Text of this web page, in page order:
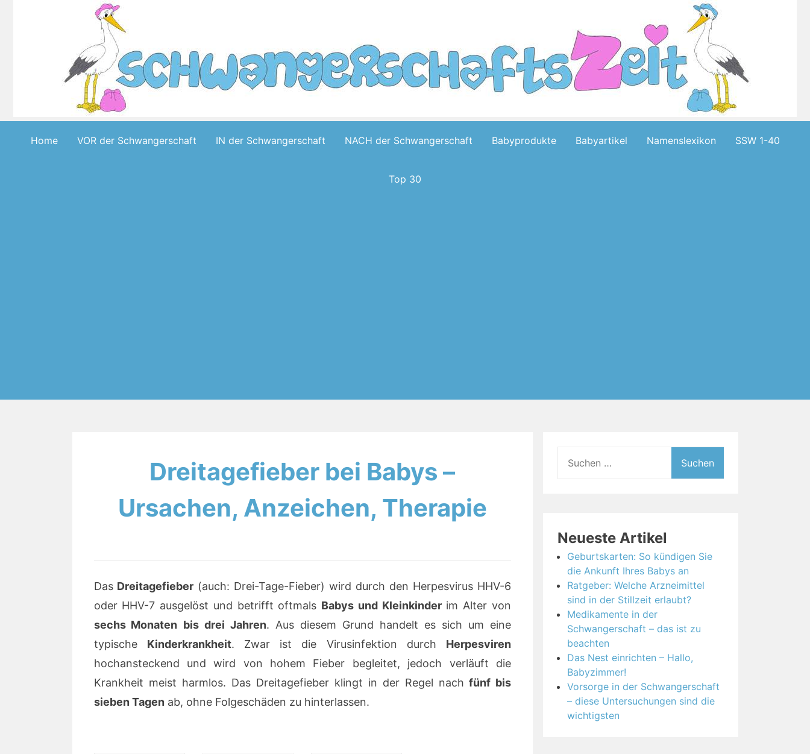
Home VOR der Schwangerschaft IN der Schwangerschaft NACH der Schwangerschaft Babyprodukte Babyartikel Namenslexikon SSW 1-40
Top 30
Dreitagefieber bei Babys –
Ursachen, Anzeichen, Therapie
Das Dreitagefieber (auch: Drei-Tage-Fieber) wird durch den Herpesvirus HHV-6
oder HHV-7 ausgelöst und betrifft oftmals Babys und Kleinkinderim Alter von
sechs Monaten bis drei Jahren. Aus diesem Grund handelt es sich um eine
typische Kinderkrankheit. Zwar ist die Virusinfektion durch Herpesviren
hochansteckend und wird von hohem Fieber begleitet, jedoch verläuft die
Krankheit meist harmlos. Das Dreitagefieber klingt in der Regel nach fünf bis
sieben Tagen ab, ohne Folgeschäden zu hinterlassen.
nach:
Neueste Artikel
Geburtskarten: So kündigen Sie
die Ankunft Ihres Babys an
Ratgeber: Welche Arzneimittel
sind in der Stillzeit erlaubt?
Medikamente in der
Schwangerschaft – das ist zu
beachten
Das Nest einrichten – Hallo,
Babyzimmer!
Vorsorge in der Schwangerschaft
– diese Untersuchungen sind die
wichtigsten